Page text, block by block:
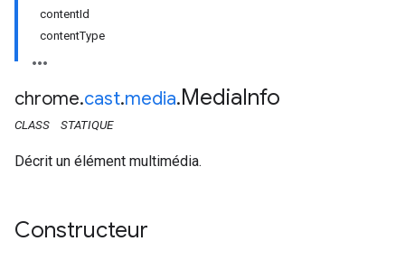
contentId
contentType
chrome.cast.media.MediaInfo
CLASS STATIQUE
Décrit un élément multimédia.
Constructeur